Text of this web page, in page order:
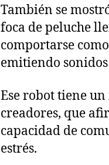
También se
foca de peluche
comportarse
emitiendo
Ese robot tiene un
creadores, que
capacidad de
estrés.